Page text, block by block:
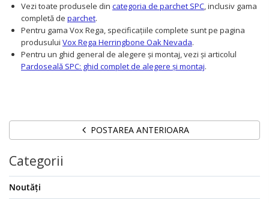
Vezi toate produsele din categoria de parchet SPC, inclusiv gama
completă de parchet.
Pentru gama Vox Rega, specificațiile complete sunt pe pagina
produsului Vox Rega Herringbone Oak Nevada.
Pentru un ghid general de alegere și montaj, vezi și articolul
Pardoseală SPC: ghid complet de alegere și montaj.
POSTAREA ANTERIOARA
Categorii
Noutăți